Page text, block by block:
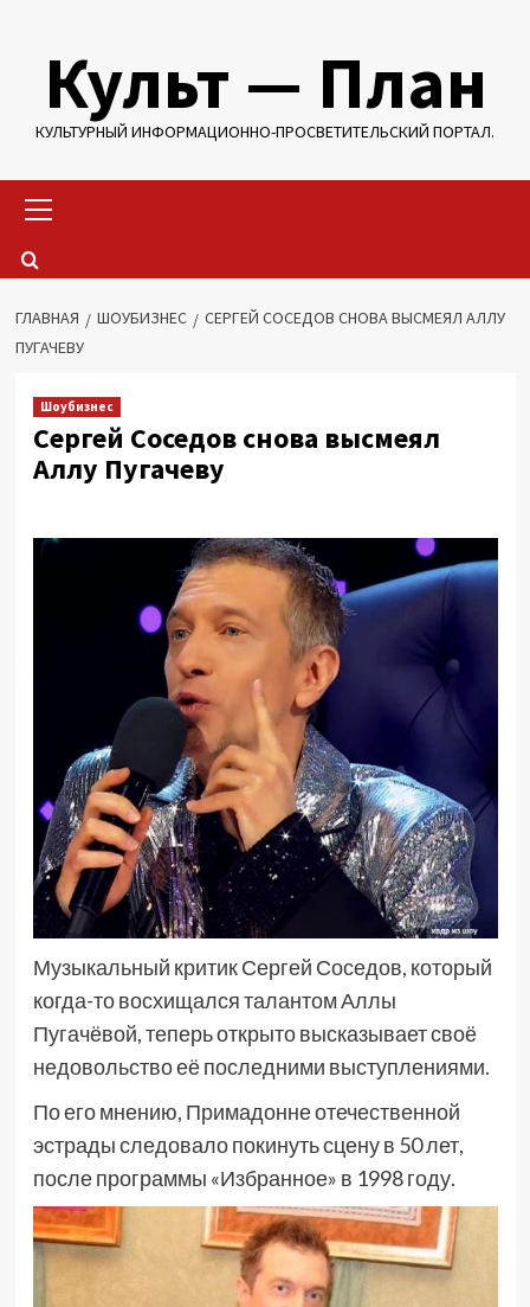
содержимому
Культ — План
КУЛЬТУРНЫЙ ИНФОРМАЦИОННО-ПРОСВЕТИТЕЛЬСКИЙ ПОРТАЛ.
меню
ГЛАВНАЯ ШОУБИЗНЕС
СЕРГЕЙ СОСЕДОВ СНОВА ВЫСМЕЯЛ АЛЛУ
ПУГАЧЕВУ
Шоубизнес
Сергей Соседов снова высмеял
Аллу Пугачеву
Музыкальный критик Сергей Соседов, который
когда-то восхищался талантом Аллы
Пугачёвой, теперь открыто высказывает своё
недовольство её последними выступлениями.
По его мнению, Примадонне отечественной
эстрады следовало покинуть сцену в 50 лет,
после программы «Избранное» в 1998 году.